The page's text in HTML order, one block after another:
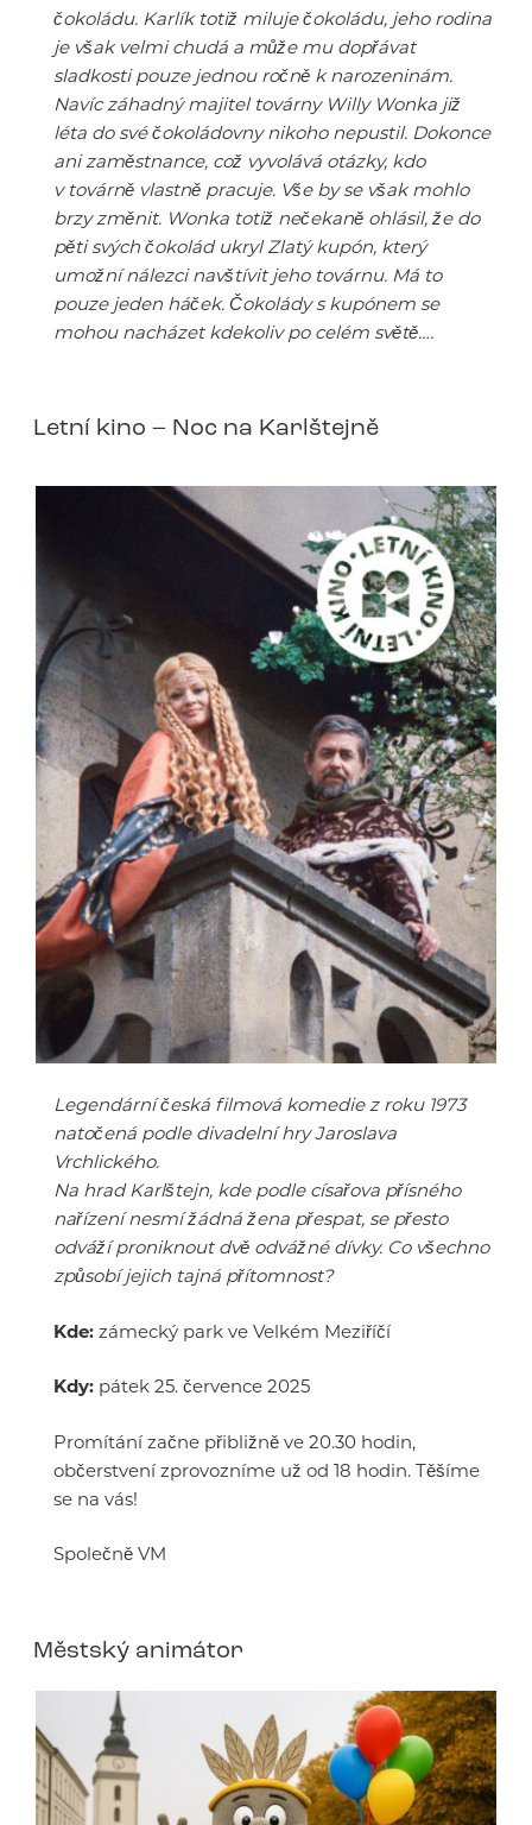
čokoládu. Karlík totiž miluje čokoládu, jeho rodina
je však velmi chudá a může mu dopřávat
sladkosti pouze jednou ročně k narozeninám.
Navíc záhadný majitel továrny Willy Wonka již
léta do své čokoládovny nikoho nepustil. Dokonce
ani zaměstnance, což vyvolává otázky, kdo
v továrně vlastně pracuje. Vše by se však mohlo
brzy změnit. Wonka totiž nečekaně ohlásil, že do
pěti svých čokolád ukryl Zlatý kupón, který
umožní nálezci navštívit jeho továrnu. Má to
pouze jeden háček. Čokolády s kupónem se
mohou nacházet kdekoliv po celém světě….
Letní kino – Noc na Karlštejně
Legendární česká filmová komedie z roku 1973
natočená podle divadelní hry Jaroslava
Vrchlického.
Na hrad Karlštejn, kde podle císařova přísného
nařízení nesmí žádná žena přespat, se přesto
odváží proniknout dvě odvážné dívky. Co všechno
způsobí jejich tajná přítomnost?
Kde: zámecký park ve Velkém Meziříčí
Kdy: pátek 25. července 2025
Promítání začne přibližně ve 20.30 hodin,
občerstvení zprovozníme už od 18 hodin. Těšíme
se na vás!
Společně VM
Městský animátor